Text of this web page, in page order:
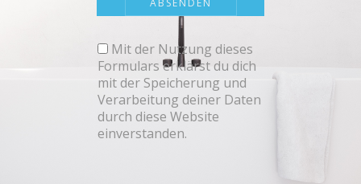
Mit der Nutzung dieses
Formulars erklärst du dich
mit der Speicherung und
Verarbeitung deiner Daten
durch diese Website
einverstanden.